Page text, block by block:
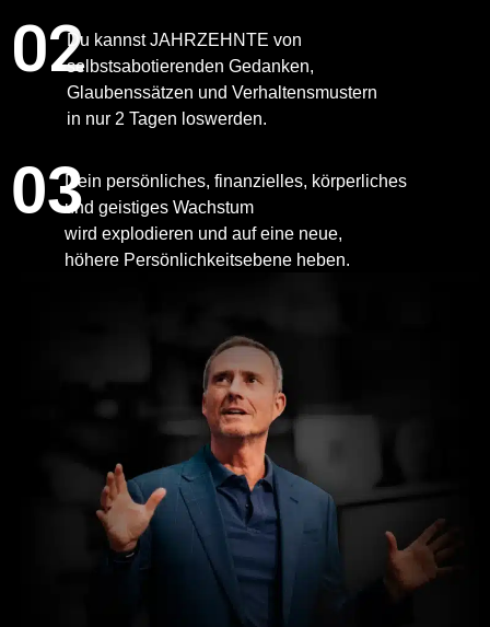
02Du kannst JAHRZEHNTE von
selbstsabotierenden Gedanken,
Glaubenssätzen und Verhaltensmustern
in nur 2 Tagen loswerden.
03Dein persönliches, finanzielles, körperliches
und geistiges Wachstum
wird explodieren und auf eine neue,
höhere Persönlichkeitsebene heben.